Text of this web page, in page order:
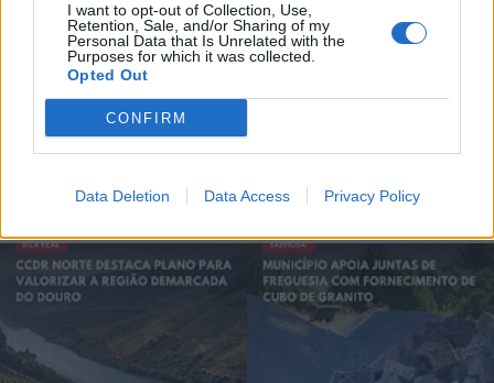
I want to opt-out of Collection, Use,
Retention, Sale, and/or Sharing of my
Personal Data that Is Unrelated with the
Purposes for which it was collected.
Opted Out
CONFIRM
Data Deletion Data Access Privacy Policy
Artigo anterior
UTAD acolhe XVIII Encuentro
Douro/Duero
1ª Sessão de Esclarecimentos sobre
o aviso Sistema de Incentivos de
Siga-nos no Instagram @noticiasdevilareal